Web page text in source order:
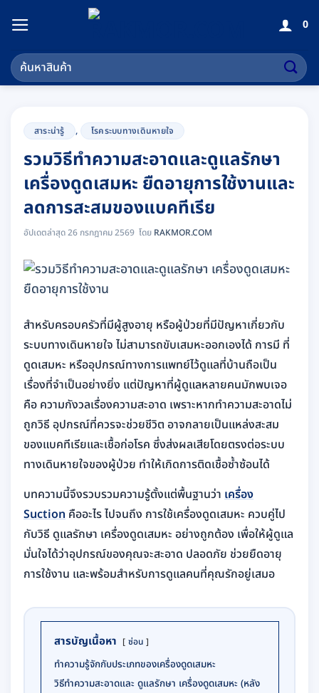
เนื้อหา
0
ค้นหา:
สาระน่ารู้ , โรคระบบทางเดินหายใจ
รวมวิธีทำความสะอาดและดูแลรักษา
เครื่องดูดเสมหะ ยืดอายุการใช้งานและ
ลดการสะสมของแบคทีเรีย
อัปเดตล่าสุด 26 กรกฎาคม 2569 RAKMOR.COM
สำหรับครอบครัวที่มีผู้สูงอายุ หรือผู้ป่วยที่มีปัญหาเกี่ยวกับ
ระบบทางเดินหายใจ ไม่สามารถขับเสมหะออกเองได้ การมี ที่
ดูดเสมหะ หรืออุปกรณ์ทางการแพทย์ไว้ดูแลที่บ้านถือเป็น
เรื่องที่จำเป็นอย่างยิ่ง แต่ปัญหาที่ผู้ดูแลหลายคนมักพบเจอ
คือ ความกังวลเรื่องความสะอาด เพราะหากทำความสะอาดไม่
ถูกวิธี อุปกรณ์ที่ควรจะช่วยชีวิต อาจกลายเป็นแหล่งสะสม
ของแบคทีเรียและเชื้อก่อโรค ซึ่งส่งผลเสียโดยตรงต่อระบบ
ทางเดินหายใจของผู้ป่วย ทำให้เกิดการติดเชื้อซ้ำซ้อนได้
บทความนี้จึงรวบรวมความรู้ตั้งแต่พื้นฐานว่า เครื่อง
Suction คืออะไร ไปจนถึง การใช้เครื่องดูดเสมหะ ควบคู่ไป
กับวิธี ดูแลรักษา เครื่องดูดเสมหะ อย่างถูกต้อง เพื่อให้ผู้ดูแล
มั่นใจได้ว่าอุปกรณ์ของคุณจะสะอาด ปลอดภัย ช่วยยืดอายุ
การใช้งาน และพร้อมสำหรับการดูแลคนที่คุณรักอยู่เสมอ
สารบัญเนื้อหา ซ่อน
ทำความรู้จักกับประเภทของเครื่องดูดเสมหะ
วิธีทำความสะอาดและ ดูแลรักษา เครื่องดูดเสมหะ (หลัง